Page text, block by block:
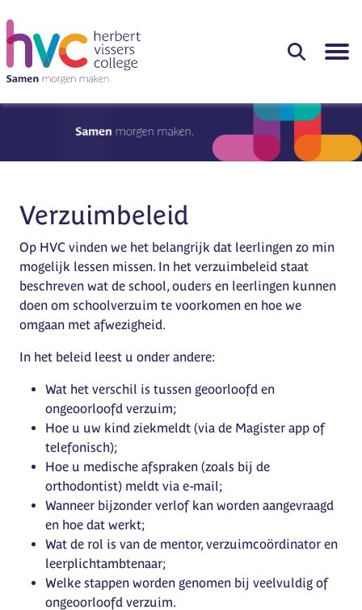
Verzuimbeleid
Op HVC vinden we het belangrijk dat leerlingen zo min
mogelijk lessen missen. In het verzuimbeleid staat
beschreven wat de school, ouders en leerlingen kunnen
doen om schoolverzuim te voorkomen en hoe we
omgaan met afwezigheid.
In het beleid leest u onder andere:
Wat het verschil is tussen geoorloofd en
ongeoorloofd verzuim;
Hoe u uw kind ziekmeldt (via de Magister app of
telefonisch);
Hoe u medische afspraken (zoals bij de
orthodontist) meldt via e-mail;
Wanneer bijzonder verlof kan worden aangevraagd
en hoe dat werkt;
Wat de rol is van de mentor, verzuimcoördinator en
leerplichtambtenaar;
Welke stappen worden genomen bij veelvuldig of
ongeoorloofd verzuim.